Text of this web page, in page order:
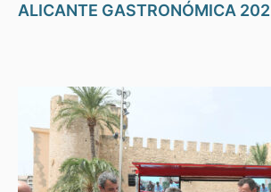
ALICANTE GASTRONÓMICA